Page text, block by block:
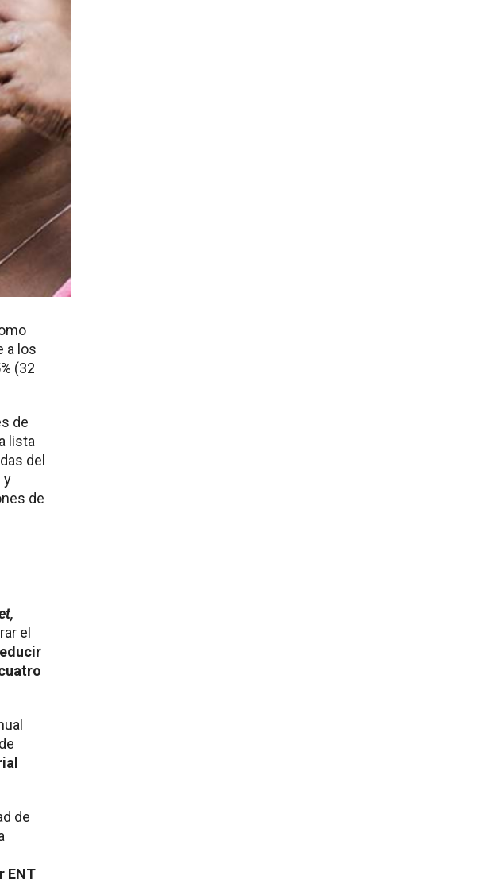
a los
(32
de
lista
del
y
de
,
el
de
ENT